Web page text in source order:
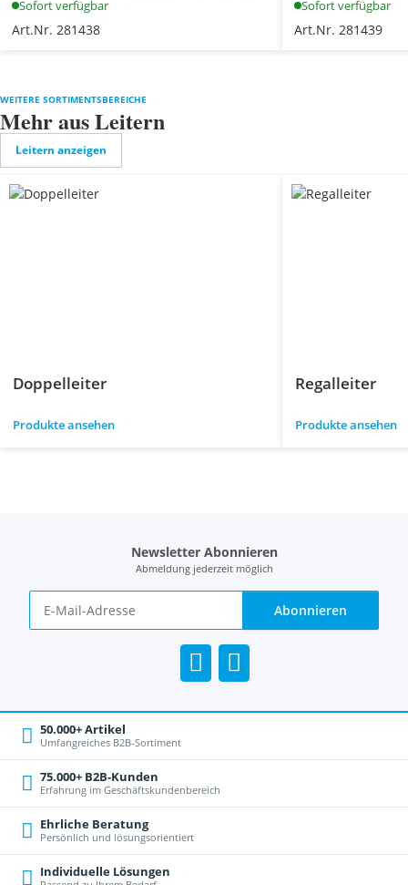
Sofort verfügbar
Art.Nr. 281438
Sofort verfügbar
Art.Nr. 281439
WEITERE SORTIMENTSBEREICHE
Mehr aus Leitern
Leitern anzeigen
Doppelleiter
Produkte ansehen
Regalleiter
Produkte ansehen
Newsletter Abonnieren
Abmeldung jederzeit möglich
Abonnieren
50.000+ Artikel
Umfangreiches B2B-Sortiment
75.000+ B2B-Kunden
Erfahrung im Geschäftskundenbereich
Ehrliche Beratung
Persönlich und lösungsorientiert
Individuelle Lösungen